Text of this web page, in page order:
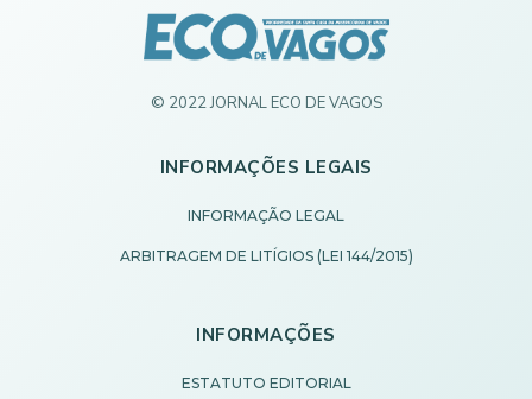
© 2022 JORNAL ECO DE VAGOS
INFORMAÇÕES LEGAIS
INFORMAÇÃO LEGAL
ARBITRAGEM DE LITÍGIOS (LEI 144/2015)
INFORMAÇÕES
ESTATUTO EDITORIAL